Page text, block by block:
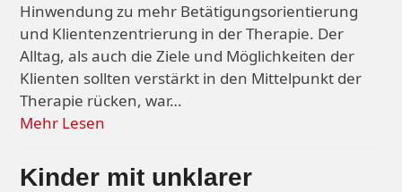
Hinwendung zu mehr Betätigungsorientierung
und Klientenzentrierung in der Therapie. Der
Alltag, als auch die Ziele und Möglichkeiten der
Klienten sollten verstärkt in den Mittelpunkt der
Therapie rücken, war…
Mehr Lesen
Kinder mit unklarer